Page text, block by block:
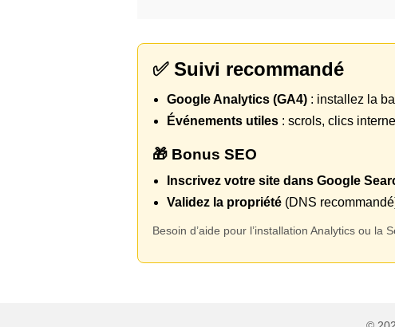
✅ Suivi recommandé
Google Analytics (GA4) : installez la
Événements utiles : scrols, clics
🎁 Bonus SEO
Inscrivez votre site dans Google
Validez la propriété (DNS
Besoin d’aide pour l’installation Analytics ou la